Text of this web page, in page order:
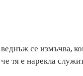
се измъчва,
тя е нарекла